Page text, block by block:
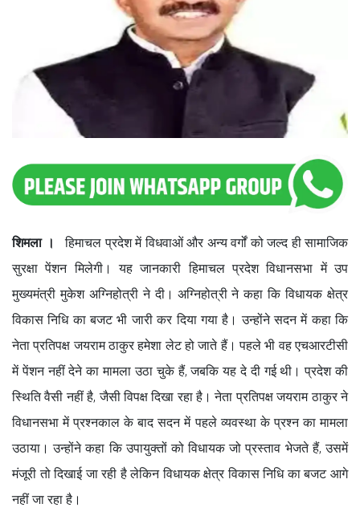
शिमला ।
हिमाचल प्रदेश में विधवाओं और अन्य वर्गों को जल्द ही सामाजिक
सुरक्षा पेंशन मिलेगी। यह जानकारी हिमाचल प्रदेश विधानसभा में उप
मुख्यमंत्री मुकेश अग्निहोत्री ने दी। अग्निहोत्री ने कहा कि विधायक क्षेत्र
विकास निधि का बजट भी जारी कर दिया गया है। उन्होंने सदन में कहा कि
नेता प्रतिपक्ष जयराम ठाकुर हमेशा लेट हो जाते हैं। पहले भी वह एचआरटीसी
में पेंशन नहीं देने का मामला उठा चुके हैं, जबकि यह दे दी गई थी। प्रदेश की
स्थिति वैसी नहीं है, जैसी विपक्ष दिखा रहा है। नेता प्रतिपक्ष जयराम ठाकुर ने
विधानसभा में प्रश्नकाल के बाद सदन में पहले व्यवस्था के प्रश्न का मामला
उठाया। उन्होंने कहा कि उपायुक्तों को विधायक जो प्रस्ताव भेजते हैं, उसमें
मंजूरी तो दिखाई जा रही है लेकिन विधायक क्षेत्र विकास निधि का बजट आगे
नहीं जा रहा है।